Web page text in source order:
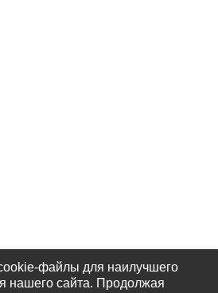
файлы для наилучшего
нашего сайта. Продолжая